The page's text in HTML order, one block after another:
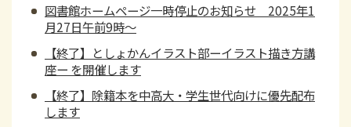
図書館ホームページ一時停止のお知らせ 2025年1
月27日午前9時～
【終了】としょかんイラスト部ーイラスト描き方講
座ー を開催します
【終了】除籍本を中高大・学生世代向けに優先配布
します